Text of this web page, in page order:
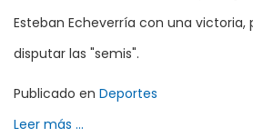
Esteban Echeverría con una victoria,
disputar las "semis".
Publicado en Deportes
Leer más ...